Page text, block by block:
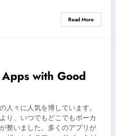
Read More
with Good
人々に人気を博しています。
り、いつでもどこでもポーカ
整いました。多くのアプリが